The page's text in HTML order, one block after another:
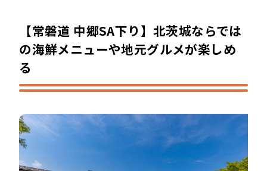
【常磐道 中郷SA下り】北茨城ならでは
の海鮮メニューや地元グルメが楽しめ
る